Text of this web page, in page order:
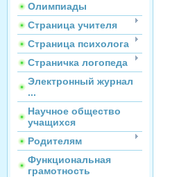
Олимпиады
Страница учителя
Страница психолога
Страничка логопеда
Электронный журнал
...
Научное общество
учащихся
Родителям
Функциональная
грамотность